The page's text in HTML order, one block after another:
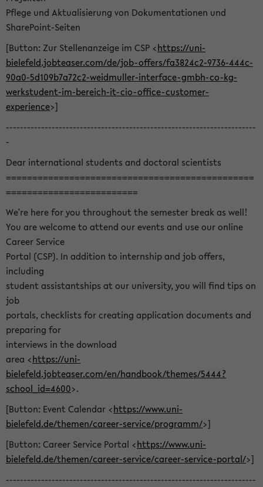
Pflege und Aktualisierung von Dokumentationen und
SharePoint-Seiten
[Button: Zur Stellenanzeige im CSP <https://uni-
bielefeld.jobteaser.com/de/job-offers/fa3824c2-9736-444c-
90a0-5d109b7a72c2-weidmuller-interface-gmbh-co-kg-
werkstudent-im-bereich-it-cio-office-customer-
experience>]
-----------------------------------------------------------------------
-
Dear international students and doctoral scientists
===============================================
=========================
We're here for you throughout the semester break as well!
You are welcome to attend our events and use our online
Career Service
Portal (CSP). In addition to internship and job offers,
including
student assistantships at our university, you will find tips on
job
portals, checklists for creating application documents and
preparing for
interviews in the download
area <https://uni-
bielefeld.jobteaser.com/en/handbook/themes/5444?
school_id=4600>.
[Button: Event Calendar <https://www.uni-
bielefeld.de/themen/career-service/programm/>]
[Button: Career Service Portal <https://www.uni-
bielefeld.de/themen/career-service/career-service-portal/>]
-----------------------------------------------------------------------